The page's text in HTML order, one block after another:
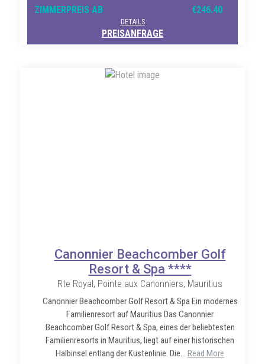
ZIMMERPREIS AB €246.40
DETAILS
PREISANFRAGE
Canonnier Beachcomber Golf
Resort & Spa ****
Rte Royal, Pointe aux Canonniers, Mauritius
Canonnier Beachcomber Golf Resort & Spa Ein modernes
Familienresort auf Mauritius Das Canonnier
Beachcomber Golf Resort & Spa, eines der beliebtesten
Familienresorts in Mauritius, liegt auf einer historischen
Halbinsel entlang der Küstenlinie. Die... Read More